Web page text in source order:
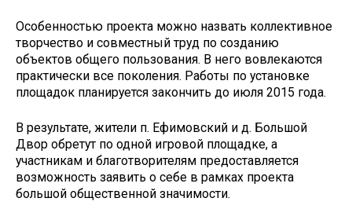
Особенностью проекта можно назвать коллективное
творчество и совместный труд по созданию
объектов общего пользования. В него вовлекаются
практически все поколения. Работы по установке
площадок планируется закончить до июля 2015 года.
В результате, жители п. Ефимовский и д. Большой
Двор обретут по одной игровой площадке, а
участникам и благотворителям предоставляется
возможность заявить о себе в рамках проекта
большой общественной значимости.